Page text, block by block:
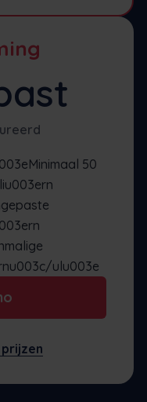
50
ulu003e